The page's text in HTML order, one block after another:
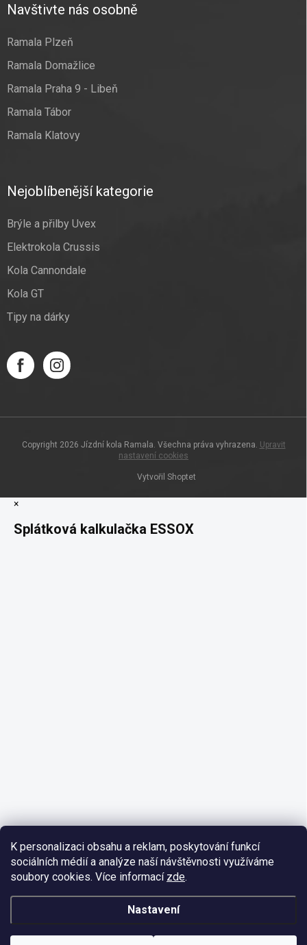
K personalizaci obsahu a reklam, poskytování funkcí
sociálních médií a analýze naší návštěvnosti využíváme
soubory cookies. Více informací zde.
Nastavení
Navštivte nás osobně
Ramala Plzeň
Ramala Domažlice
Ramala Praha 9 - Libeň
Ramala Tábor
Ramala Klatovy
Nejoblíbenější kategorie
Brýle a přilby Uvex
Elektrokola Crussis
Kola Cannondale
Kola GT
Tipy na dárky
Vytvořil Shoptet
Copyright 2026 Jízdní kola Ramala . Všechna práva vyhrazena. Upravit
nastavení cookies
×
Splátková kalkulačka ESSOX